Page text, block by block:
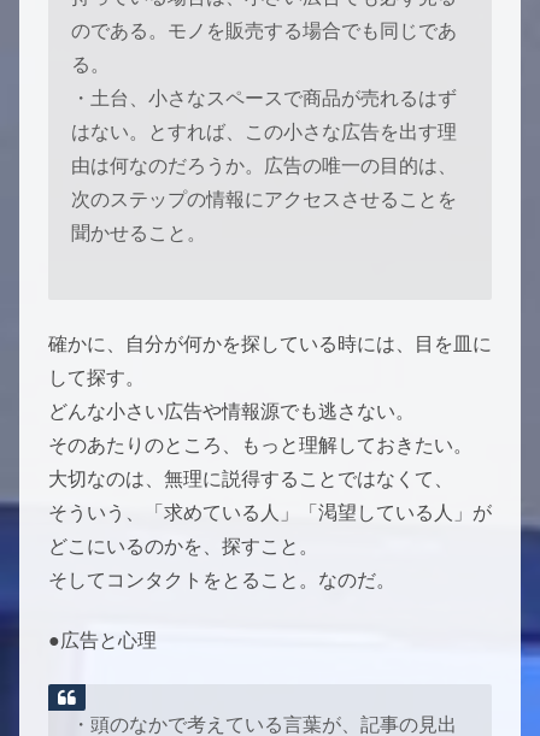
のである。モノを販売する場合でも同じであ
る。
・土台、小さなスペースで商品が売れるはず
はない。とすれば、この小さな広告を出す理
由は何なのだろうか。広告の唯一の目的は、
次のステップの情報にアクセスさせることを
聞かせること。
確かに、自分が何かを探している時には、目を皿に
して探す。
どんな小さい広告や情報源でも逃さない。
そのあたりのところ、もっと理解しておきたい。
大切なのは、無理に説得することではなくて、
そういう、「求めている人」「渇望している人」が
どこにいるのかを、探すこと。
そしてコンタクトをとること。なのだ。
●広告と心理
・頭のなかで考えている言葉が、記事の見出